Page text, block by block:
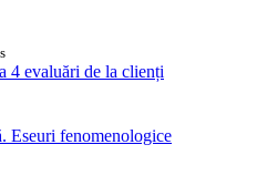
4 evaluări de la clienți